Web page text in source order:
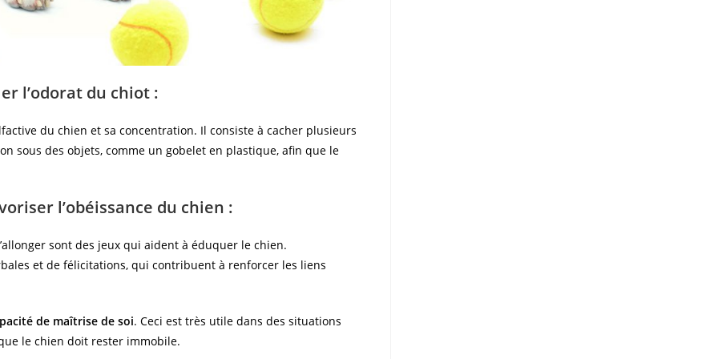
l’odorat du chiot :
du chien et sa concentration. Il consiste à cacher plusieurs
sous des objets, comme un gobelet en plastique, afin que le
l’obéissance du chien :
sont des jeux qui aident à éduquer le chien.
et de félicitations, qui contribuent à renforcer les liens
de maîtrise de soi. Ceci est très utile dans des situations
le chien doit rester immobile.